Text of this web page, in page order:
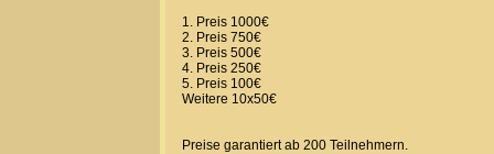
1. Preis 1000€
2. Preis 750€
3. Preis 500€
4. Preis 250€
5. Preis 100€
Weitere 10x50€
Preise garantiert ab 200 Teilnehmern.